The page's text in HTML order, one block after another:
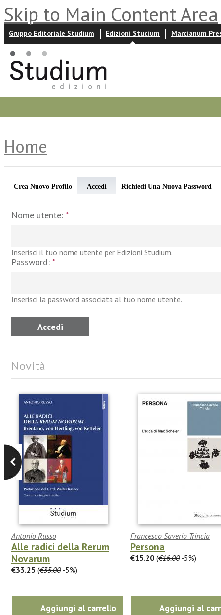
Skip to Main Content Area
Gruppo Editoriale Studium Edizioni Studium Marcianum
Home
Crea Nuovo Profilo Accedi Richiedi Una Nuova Password
Nome utente: *
Inserisci il tuo nome utente per Edizioni Studium.
Password: *
Inserisci la password associata al tuo nome utente.
Novità
Antonio Russo
Alle radici della Rerum
Novarum
€33.25 (€35.00-5%)
Aggiungi al carrello
Francesco Saverio Trincia
Persona
€15.20 (€16.00-5%)
Aggiungi al